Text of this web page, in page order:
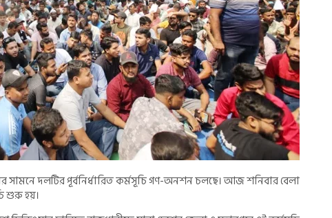
সামনে দলটির পূর্বনির্ধারিত কর্মসূচি গণ-অনশন চলছে। আজ শনিবার বেলা
শুরু হয়।